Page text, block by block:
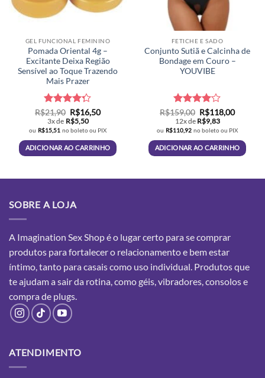
GEL FUNCIONAL FEMININO
Pomada Oriental 4g –
Excitante Deixa Região
Sensível ao Toque Trazendo
Mais Prazer
Avaliação
4.26de 5
R$21,90 O
preço
original
era:
R$21,90.
R$16,50O
atual
é:
R$16,50.
3x de R$5,50
ou R$15,51 no boleto ou PIX
ADICIONAR AO CARRINHO
FETICHE E SADO
Conjunto Sutiã e Calcinha de
Bondage em Couro –
YOUVIBE
Avaliação
4de 5
R$159,00 O
preço
original
era:
R$159,00.
R$118,00O
atual
é:
12x de R$9,83
ou R$110,92 no boleto ou PIX
ADICIONAR AO CARRINHO
SOBRE A LOJA
A Imagination Sex Shop é o lugar certo para se comprar
produtos para fortalecer o relacionamento e bem estar
íntimo, tanto para casais como uso individual. Produtos que
te ajudam a sair da rotina, como géis, vibradores, consolos e
comprade plugs.
ATENDIMENTO